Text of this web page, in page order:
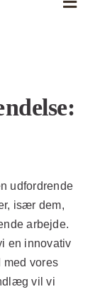
udfordrende
især dem,
arbejde.
en innovativ
med vores
vil vi